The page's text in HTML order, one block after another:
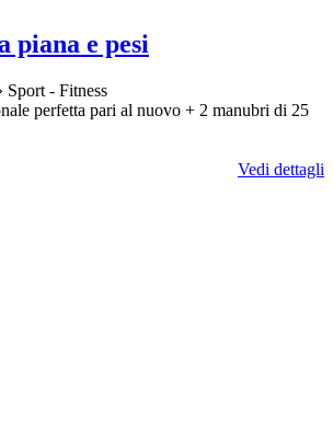
piana e pesi
Sport - Fitness
perfetta pari al nuovo + 2 manubri di 25
Vedi dettagli